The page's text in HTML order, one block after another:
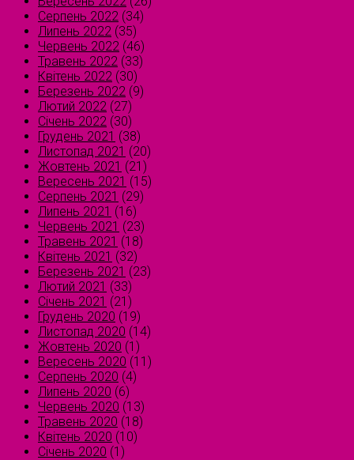
Серпень 2022 (34)
Липень 2022 (35)
Червень 2022 (46)
Травень 2022 (33)
Квітень 2022 (30)
Березень 2022 (9)
Лютий 2022 (27)
Січень 2022 (30)
Грудень 2021 (38)
Листопад 2021 (20)
Жовтень 2021 (21)
Вересень 2021 (15)
Серпень 2021 (29)
Липень 2021 (16)
Червень 2021 (23)
Травень 2021 (18)
Квітень 2021 (32)
Березень 2021 (23)
Лютий 2021 (33)
Січень 2021 (21)
Грудень 2020 (19)
Листопад 2020 (14)
Жовтень 2020 (1)
Вересень 2020 (11)
Серпень 2020 (4)
Липень 2020 (6)
Червень 2020 (13)
Травень 2020 (18)
Квітень 2020 (10)
Січень 2020 (1)